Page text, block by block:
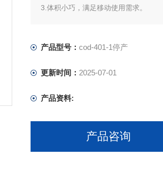
3.体积小巧，满足移动使用需求。
产品型号： cod-401-1停产
更新时间： 2025-07-01
产品资料:
产品咨询